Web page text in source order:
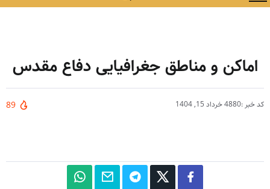
اماکن و مناطق جغرافیایی دفاع مقدس
کد خبر :4880 خرداد 15, 1404 89